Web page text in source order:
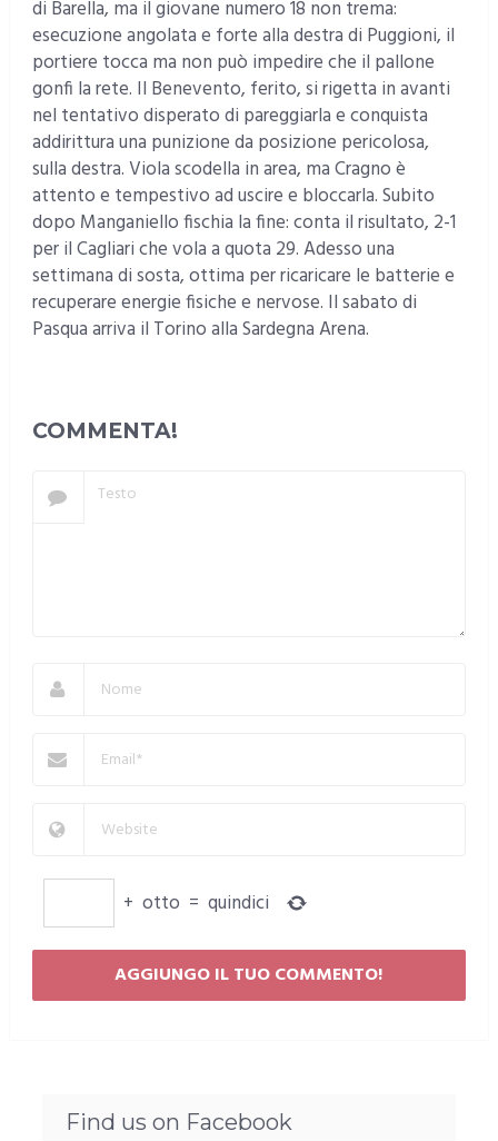
di Barella, ma il giovane numero 18 non trema:
esecuzione angolata e forte alla destra di Puggioni, il
portiere tocca ma non può impedire che il pallone
gonfi la rete. Il Benevento, ferito, si rigetta in avanti
nel tentativo disperato di pareggiarla e conquista
addirittura una punizione da posizione pericolosa,
sulla destra. Viola scodella in area, ma Cragno è
attento e tempestivo ad uscire e bloccarla. Subito
dopo Manganiello fischia la fine: conta il risultato, 2-1
per il Cagliari che vola a quota 29. Adesso una
settimana di sosta, ottima per ricaricare le batterie e
recuperare energie fisiche e nervose. Il sabato di
Pasqua arriva il Torino alla Sardegna Arena.
COMMENTA!
+ otto = quindici
Find us on Facebook